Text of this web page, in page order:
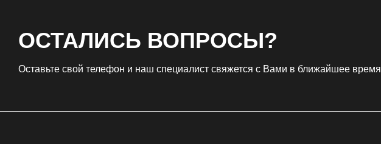
ОСТАЛИСЬ ВОПРОСЫ?
Оставьте свой телефон и наш специалист свяжется с Вами в ближайшее время